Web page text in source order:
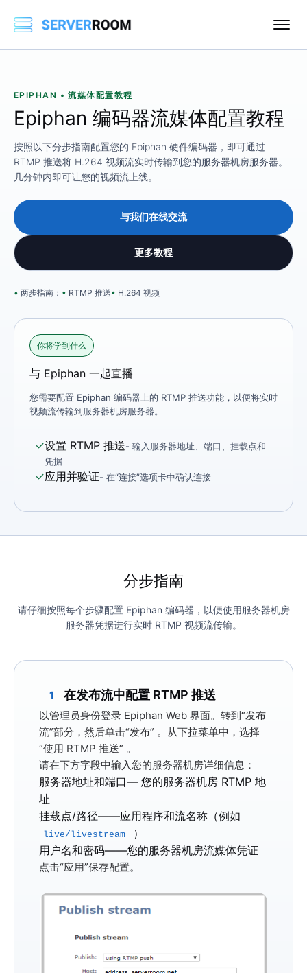
EPIPHAN • 流媒体配置教程
Epiphan 编码器流媒体配置教程
按照以下分步指南配置您的 Epiphan 硬件编码器，即可通过
RTMP 推送将 H.264 视频流实时传输到您的服务器机房服务器。
几分钟内即可让您的视频流上线。
与我们在线交流
更多教程
两步指南： RTMP 推送 H.264 视频
你将学到什么
与 Epiphan 一起直播
您需要配置 Epiphan 编码器上的 RTMP 推送功能，以便将实时
视频流传输到服务器机房服务器。
✓设置 RTMP 推送- 输入服务器地址、端口、挂载点和
凭据
✓应用并验证- 在“连接”选项卡中确认连接
分步指南
请仔细按照每个步骤配置 Epiphan 编码器，以便使用服务器机房
服务器凭据进行实时 RTMP 视频流传输。
1 在发布流中配置 RTMP 推送
以管理员身份登录 Epiphan Web 界面。转到“发布
流”部分，然后单击“发布” 。从下拉菜单中，选择
“使用 RTMP 推送” 。
请在下方字段中输入您的服务器机房详细信息：
服务器地址和端口— 您的服务器机房 RTMP 地
址
挂载点/路径——应用程序和流名称（例如
live/livestream
）
用户名和密码——您的服务器机房流媒体凭证
点击“应用”保存配置。